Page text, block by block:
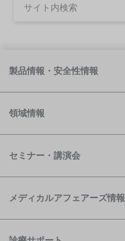
製品情報・安全性情報
領域情報
セミナー・講演会
メディカルアフェアーズ情報